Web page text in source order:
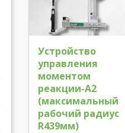
Устройство
управления
моментом
реакции-A2
(максимальный
рабочий радиус
R439мм)